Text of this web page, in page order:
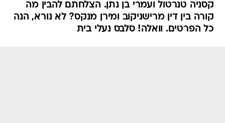
קסניה טנרטול ועמרי בן נתן. הצלחתם להבין מה
קורה בין דין מרישניקוב ומירן מנקס? לא נורא, הנה
כל הפרטים. וואלה! סלבס נעלי בית